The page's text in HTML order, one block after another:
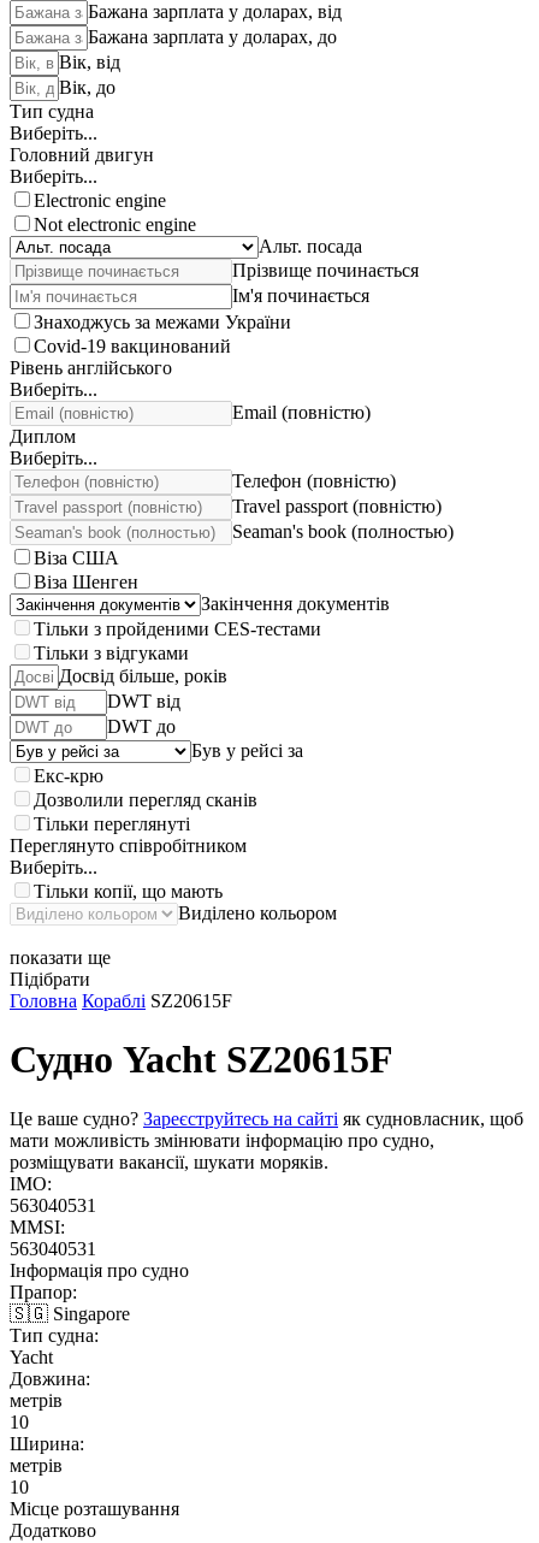
Бажана зарплата у доларах, від
Бажана зарплата у доларах, до
Вік, від
Вік, до
Тип судна
Виберіть...
Головний двигун
Виберіть...
Electronic engine
Not electronic engine
Альт. посада
Прізвище починається
Ім'я починається
Знаходжусь за межами України
Covid-19 вакцинований
Рівень англійського
Виберіть...
Email (повністю)
Диплом
Виберіть...
Телефон (повністю)
Travel passport (повністю)
Seaman's book (полностью)
Віза США
Віза Шенген
Закінчення документів
Тільки з пройденими CES-тестами
Тільки з відгуками
Досвід більше, років
DWT від
DWT до
Був у рейсі за
Екс-крю
Дозволили перегляд сканів
Тільки переглянуті
Переглянуто співробітником
Виберіть...
Тільки копії, що мають
Виділено кольором
показати ще
Підібрати
Головна Кораблі SZ20615F
Судно Yacht SZ20615F
Це ваше судно? Зареєструйтесь на сайті як судновласник, щоб
мати можливість змінювати інформацію про судно,
розміщувати вакансії, шукати моряків.
IMO:
563040531
MMSI:
563040531
Інформація про судно
Прапор:
🇸🇬 Singapore
Тип судна:
Yacht
Довжина:
метрів
10
Ширина:
метрів
10
Місце розташування
Додатково